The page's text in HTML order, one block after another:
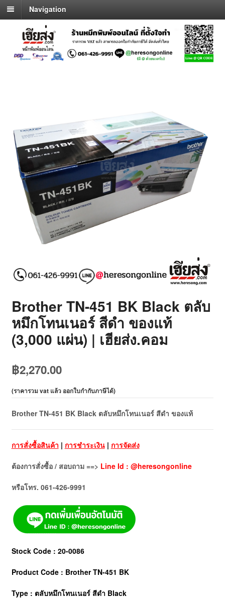
Navigation
Brother TN-451 BK Black ตลับ
หมึกโทนเนอร์ สีดำ ของแท้
(3,000 แผ่น) | เฮียส่ง.คอม
฿2,270.00
(ราคารวม vat แล้ว ออกใบกำกับภาษีได้)
Brother TN-451 BK Black ตลับหมึกโทนเนอร์ สีดำ ของแท้
การสั่งซื้อสินค้า | การชำระเงิน| การจัดส่ง
ต้องการสั่งซื้อ / สอบถาม ==> Line Id : @heresongonline
หรือโทร. 061-426-9991
Stock Code : 20-0086
Product Code : Brother TN-451 BK
Type : ตลับหมึกโทนเนอร์ สีดำ Black